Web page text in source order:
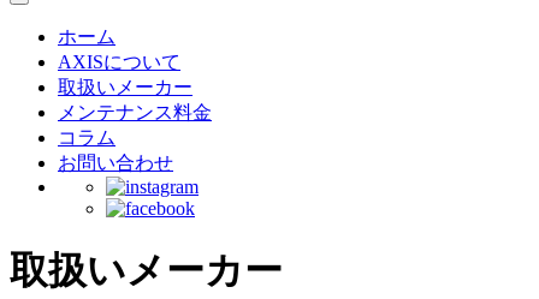
ホーム
AXISについて
取扱いメーカー
メンテナンス料金
コラム
お問い合わせ
取扱いメーカー